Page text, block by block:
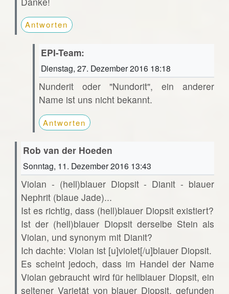
Antworten
EPI-Team:
Dienstag, 27. Dezember 2016 18:18
Nunderit oder "Nundorit", ein anderer
Name ist uns nicht bekannt.
Antworten
Rob van der Hoeden
Sonntag, 11. Dezember 2016 13:43
Violan - (hell)blauer Diopsit - Dianit - blauer
Nephrit (blaue Jade)...
Ist es richtig, dass (hell)blauer Diopsit existiert?
Ist der (hell)blauer Diopsit derselbe Stein als
Violan, und synonym mit Dianit?
Ich dachte: Violan ist [u]violet[/u]blauer Diopsit.
Es scheint jedoch, dass im Handel der Name
Violan gebraucht wird für hellblauer Diopsit, ein
seltener Varietät von blauer Diopsit, gefunden